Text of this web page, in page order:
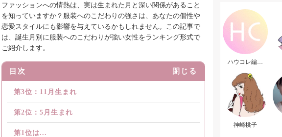
ファッションへの情熱は、実は生まれた月と深い関係があること
を知っていますか？服装へのこだわりの強さは、あなたの個性や
恋愛スタイルにも影響を与えているかもしれません。この記事で
は、誕生月別に服装へのこだわりが強い女性をランキング形式で
ご紹介します。
目次 閉じる
第3位：11月生まれ
第2位：5月生まれ
第1位は...
ハウコレ編集
神崎桃子